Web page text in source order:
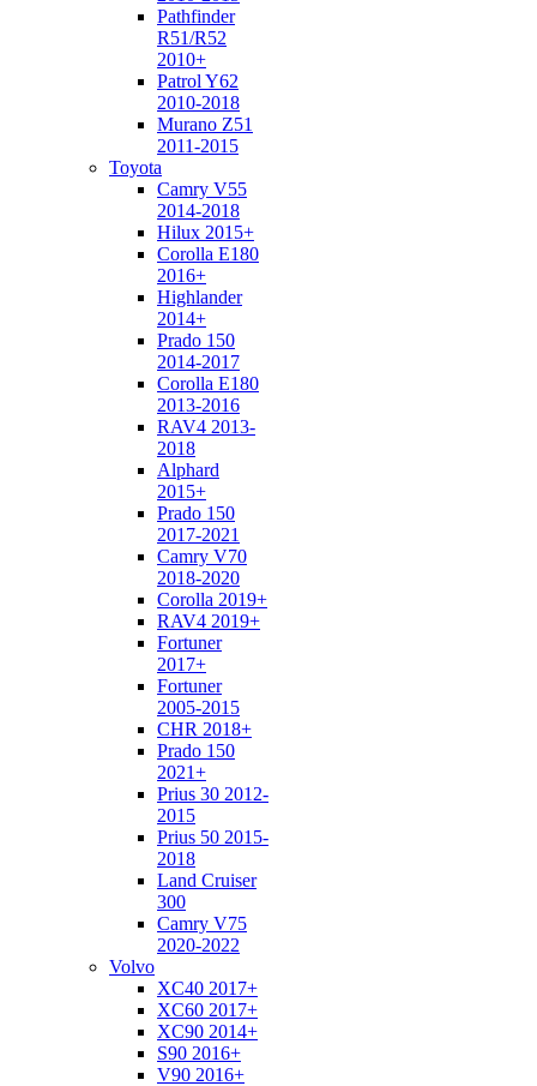
Pathfinder
R51/R52
2010+
Patrol Y62
2010-2018
Murano Z51
2011-2015
Toyota
Camry V55
2014-2018
Hilux 2015+
Corolla E180
2016+
Highlander
2014+
Prado 150
2014-2017
Corolla E180
2013-2016
RAV4 2013-
2018
Alphard
2015+
Prado 150
2017-2021
Camry V70
2018-2020
Corolla 2019+
RAV4 2019+
Fortuner
2017+
Fortuner
2005-2015
CHR 2018+
Prado 150
2021+
Prius 30 2012-
2015
Prius 50 2015-
2018
Land Cruiser
300
Camry V75
2020-2022
Volvo
XC40 2017+
XC60 2017+
XC90 2014+
S90 2016+
V90 2016+